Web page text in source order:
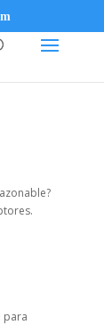
para